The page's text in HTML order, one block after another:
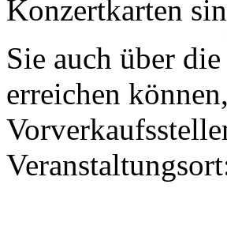
Konzertkarten
Sie auch über die
erreichen